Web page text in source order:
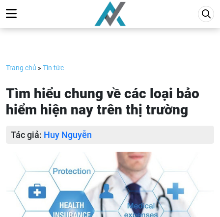
to
content
Trang chủ » Tin tức
Tìm hiểu chung về các loại bảo
hiểm hiện nay trên thị trường
Tác giả: Huy Nguyễn